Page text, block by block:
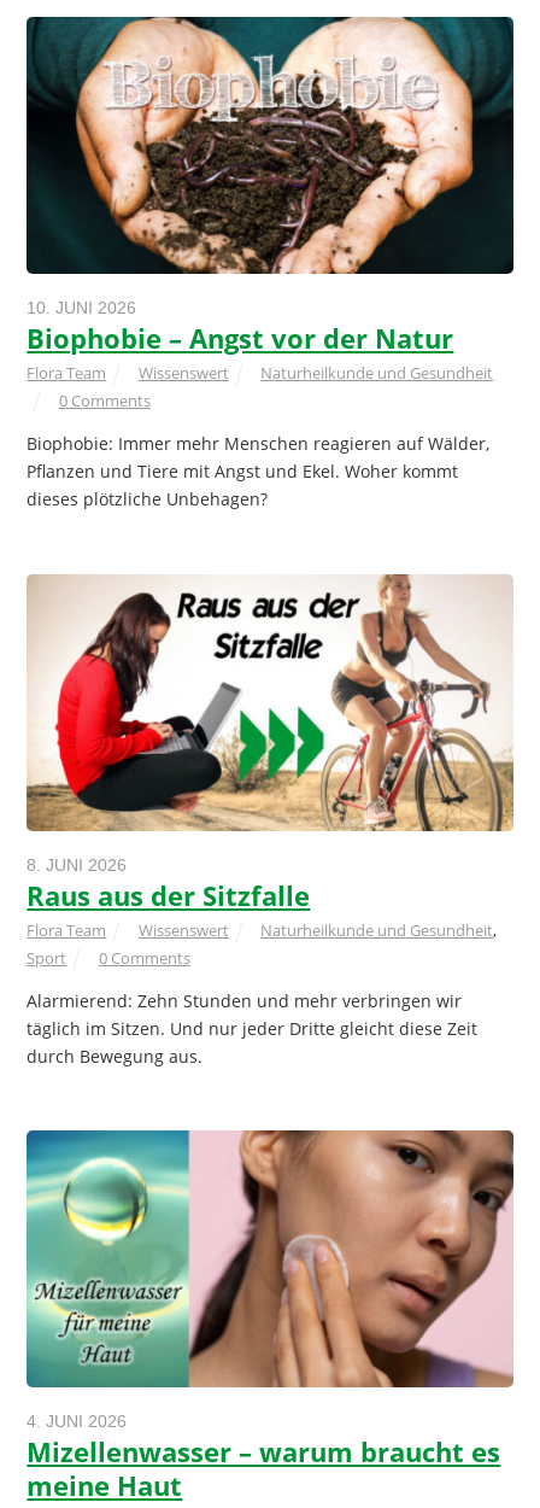
10. JUNI 2026
Biophobie – Angst vor der Natur
Flora Team Wissenswert
Naturheilkunde und Gesundheit
0 Comments
Biophobie: Immer mehr Menschen reagieren auf Wälder,
Pflanzen und Tiere mit Angst und Ekel. Woher kommt
dieses plötzliche Unbehagen?
8. JUNI 2026
Raus aus der Sitzfalle
Flora Team Wissenswert Naturheilkunde und Gesundheit,
Sport
0 Comments
Alarmierend: Zehn Stunden und mehr verbringen wir
täglich im Sitzen. Und nur jeder Dritte gleicht diese Zeit
durch Bewegung aus.
4. JUNI 2026
Mizellenwasser – warum braucht es
meine Haut